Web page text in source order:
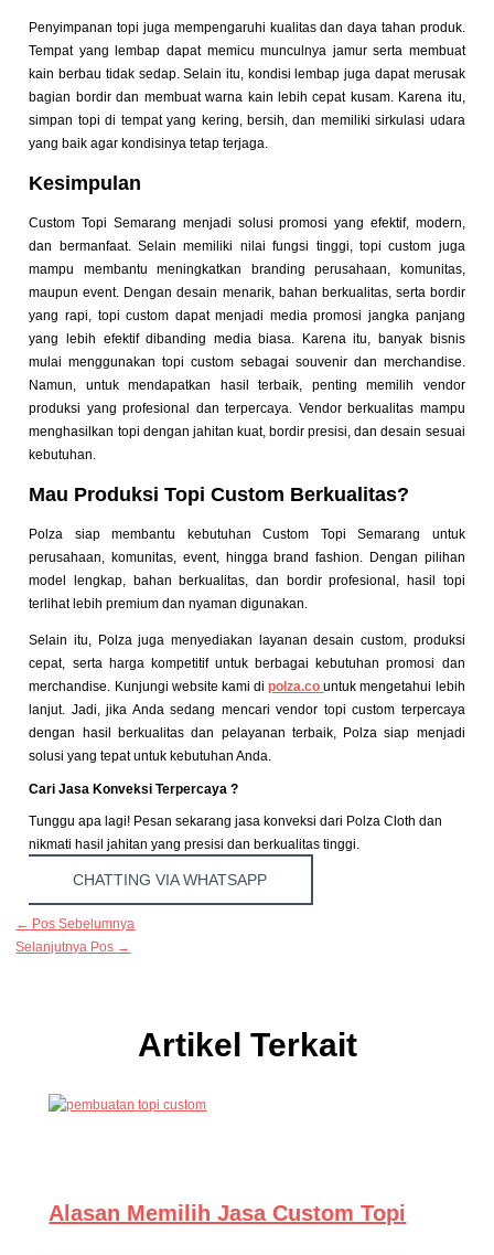
Penyimpanan topi juga mempengaruhi kualitas dan daya tahan produk.
Tempat yang lembap dapat memicu munculnya jamur serta membuat
kain berbau tidak sedap. Selain itu, kondisi lembap juga dapat merusak
bagian bordir dan membuat warna kain lebih cepat kusam. Karena itu,
simpan topi di tempat yang kering, bersih, dan memiliki sirkulasi udara
yang baik agar kondisinya tetap terjaga.
Kesimpulan
Custom Topi Semarang menjadi solusi promosi yang efektif, modern,
dan bermanfaat. Selain memiliki nilai fungsi tinggi, topi custom juga
mampu membantu meningkatkan branding perusahaan, komunitas,
maupun event. Dengan desain menarik, bahan berkualitas, serta bordir
yang rapi, topi custom dapat menjadi media promosi jangka panjang
yang lebih efektif dibanding media biasa. Karena itu, banyak bisnis
mulai menggunakan topi custom sebagai souvenir dan merchandise.
Namun, untuk mendapatkan hasil terbaik, penting memilih vendor
produksi yang profesional dan terpercaya. Vendor berkualitas mampu
menghasilkan topi dengan jahitan kuat, bordir presisi, dan desain sesuai
kebutuhan.
Mau Produksi Topi Custom Berkualitas?
Polza siap membantu kebutuhan Custom Topi Semarang untuk
perusahaan, komunitas, event, hingga brand fashion. Dengan pilihan
model lengkap, bahan berkualitas, dan bordir profesional, hasil topi
terlihat lebih premium dan nyaman digunakan.
Selain itu, Polza juga menyediakan layanan desain custom, produksi
cepat, serta harga kompetitif untuk berbagai kebutuhan promosi dan
merchandise. Kunjungi website kami dipolza.co untuk mengetahui lebih
lanjut. Jadi, jika Anda sedang mencari vendor topi custom terpercaya
dengan hasil berkualitas dan pelayanan terbaik, Polza siap menjadi
solusi yang tepat untuk kebutuhan Anda.
Cari Jasa Konveksi Terpercaya ?
Tunggu apa lagi! Pesan sekarang jasa konveksi dari Polza Cloth dan
nikmati hasil jahitan yang presisi dan berkualitas tinggi.
CHATTING VIA WHATSAPP
← Pos Sebelumnya
Selanjutnya Pos →
Artikel Terkait
Alasan Memilih Jasa Custom Topi